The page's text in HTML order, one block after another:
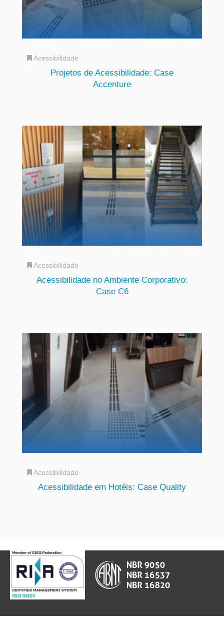
Acessibilidade
Projetos de Acessibilidade: Case
Accenture
Acessibilidade
Acessibilidade no Ambiente Corporativo:
Case C6
Acessibilidade
Acessibilidade em Hotéis: Case Quality